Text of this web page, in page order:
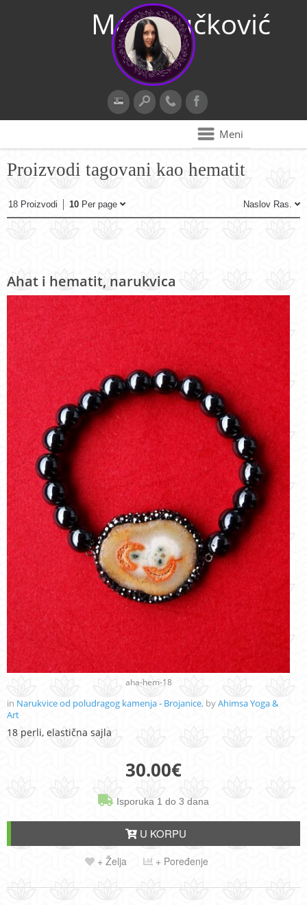
Maja Vučković
Meni
Proizvodi tagovani kao hematit
18 Proizvodi 10 Per page Naslov Ras.
Ahat i hematit, narukvica
aha-hem-18
in Narukvice od poludragog kamenja - Brojanice, byAhimsa Yoga &
Art
18 perli, elastična sajla
30.00€
Isporuka 1 do 3 dana
U KORPU
+ Želja + Poređenje